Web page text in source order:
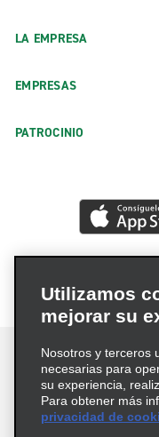
LA EMPRESA
EMPRESAS
PATROCINIO
Términos de
Utilizamos
mejorar su
Nosotros y terceros
necesarias para
su experiencia,
Para obtener más
privacidad de